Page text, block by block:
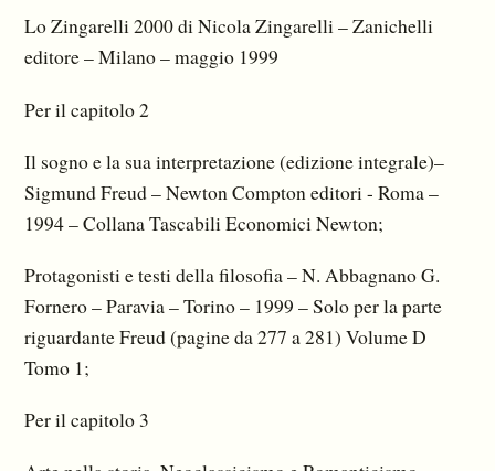
Lo Zingarelli 2000 di Nicola Zingarelli – Zanichelli
editore – Milano – maggio 1999
Per il capitolo 2
Il sogno e la sua interpretazione (edizione integrale)–
Sigmund Freud – Newton Compton editori - Roma –
1994 – Collana Tascabili Economici Newton;
Protagonisti e testi della filosofia – N. Abbagnano G.
Fornero – Paravia – Torino – 1999 – Solo per la parte
riguardante Freud (pagine da 277 a 281) Volume D
Tomo 1;
Per il capitolo 3